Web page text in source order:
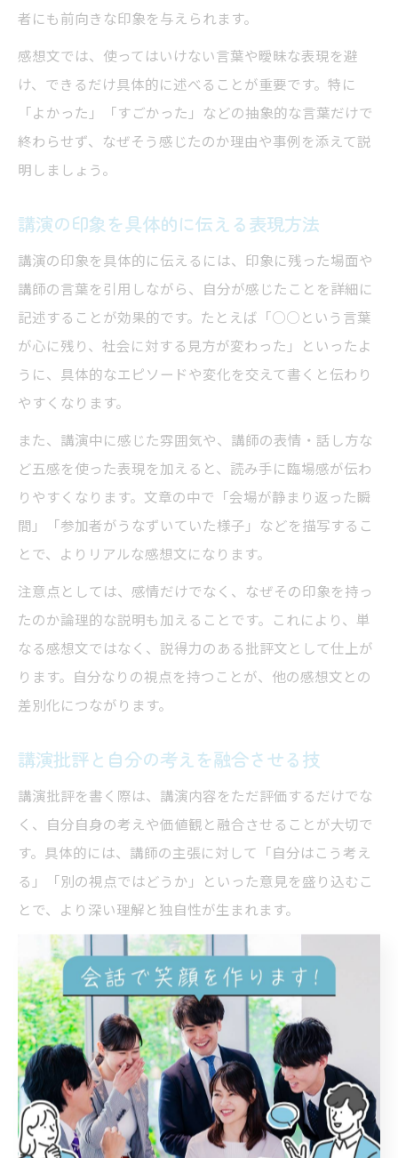
者にも前向きな印象を与えられます。
感想文では、使ってはいけない言葉や曖昧な表現を避
け、できるだけ具体的に述べることが重要です。特に
「よかった」「すごかった」などの抽象的な言葉だけで
終わらせず、なぜそう感じたのか理由や事例を添えて説
明しましょう。
講演の印象を具体的に伝える表現方法
講演の印象を具体的に伝えるには、印象に残った場面や
講師の言葉を引用しながら、自分が感じたことを詳細に
記述することが効果的です。たとえば「○○という言葉
が心に残り、社会に対する見方が変わった」といったよ
うに、具体的なエピソードや変化を交えて書くと伝わり
やすくなります。
また、講演中に感じた雰囲気や、講師の表情・話し方な
ど五感を使った表現を加えると、読み手に臨場感が伝わ
りやすくなります。文章の中で「会場が静まり返った瞬
間」「参加者がうなずいていた様子」などを描写するこ
とで、よりリアルな感想文になります。
注意点としては、感情だけでなく、なぜその印象を持っ
たのか論理的な説明も加えることです。これにより、単
なる感想文ではなく、説得力のある批評文として仕上が
ります。自分なりの視点を持つことが、他の感想文との
差別化につながります。
講演批評と自分の考えを融合させる技
講演批評を書く際は、講演内容をただ評価するだけでな
く、自分自身の考えや価値観と融合させることが大切で
す。具体的には、講師の主張に対して「自分はこう考え
る」「別の視点ではどうか」といった意見を盛り込むこ
とで、より深い理解と独自性が生まれます。
批評と感想の違いは、批評は内容を分析し評価する点、
感想は自分の感じたことを中心に述べる点にあります。
そのため、両者を融合させるには、まず講演の主旨や論
点を整理し、自分の経験や知識と照らし合わせて考察を
加えましょう。たとえば「講師は○○と述べていたが、
自分は△△の経験から異なる意見を持っている」といっ
た形で書くと、読み手に新しい視点を示すことができま
す。